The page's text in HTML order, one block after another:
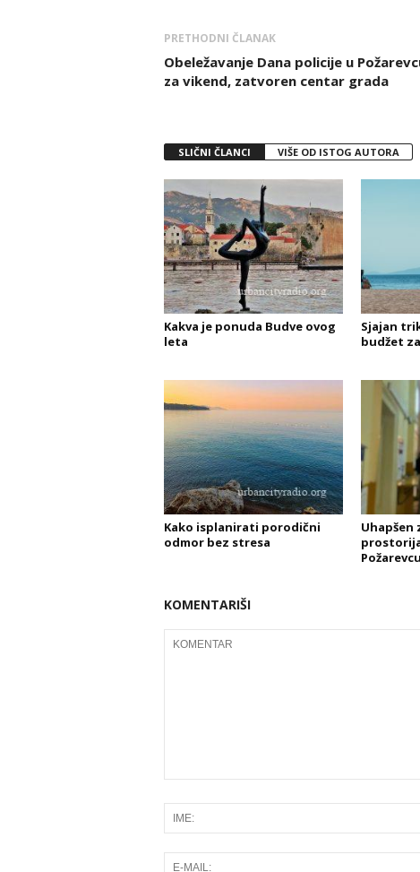
PRETHODNI ČLANAK
Obeležavanje Dana policije u
za vikend, zatvoren centar grada
SLIČNI ČLANCI VIŠE OD ISTOG AUTORA
Kakva je ponuda Budve ovog
leta
Sjajan
budžet
Kako isplanirati porodični
odmor bez stresa
Uhapšen
Požarevcu
KOMENTARIŠI